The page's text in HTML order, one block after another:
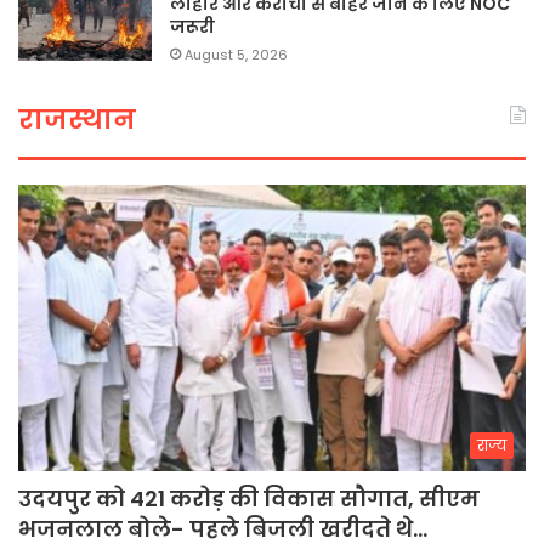
जरूरी
August 5, 2026
राजस्थान
राज्य
उदयपुर को 421 करोड़ की विकास सौगात, सीएम
भजनलाल बोले- पहले बिजली खरीदते थे…